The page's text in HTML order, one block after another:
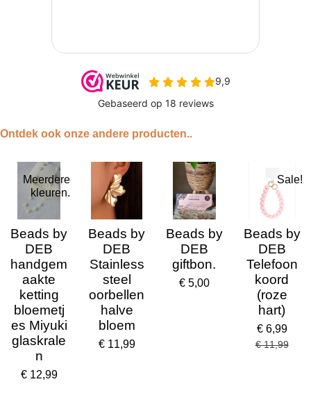
Ontdek ook onze andere producten..
Meerdere
kleuren.
Beads by
DEB
handgem
aakte
ketting
bloemetj
es Miyuki
glaskrale
n
€ 12,99
Beads by
DEB
Stainless
steel
oorbellen
halve
bloem
€ 11,99
Beads by
DEB
giftbon.
€ 5,00
Sale!
Beads by
DEB
Telefoon
koord
(roze
hart)
€ 6,99
€ 11,99